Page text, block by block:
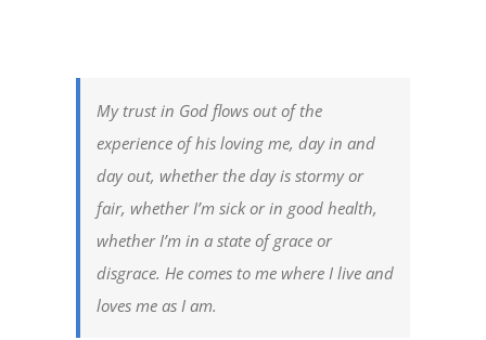
My trust in God flows out of the
experience of his loving me, day in and
day out, whether the day is stormy or
fair, whether I’m sick or in good health,
whether I’m in a state of grace or
disgrace. He comes to me where I live and
loves me as I am.